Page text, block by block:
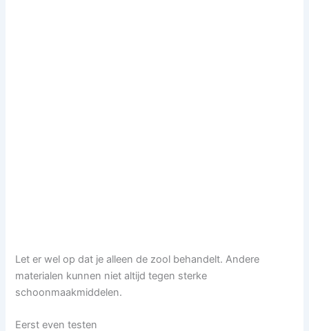
Let er wel op dat je alleen de zool behandelt. Andere
materialen kunnen niet altijd tegen sterke
schoonmaakmiddelen.
Eerst even testen